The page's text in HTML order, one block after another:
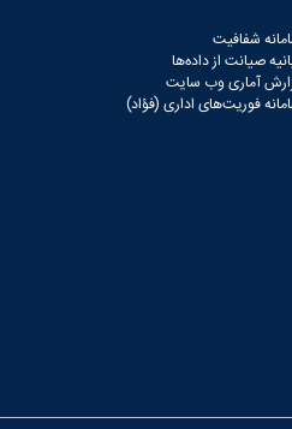
شفافیت
صیانت از داده‌ها
آماری وب‌ سایت
فوریت‌های اداری (فؤاد)